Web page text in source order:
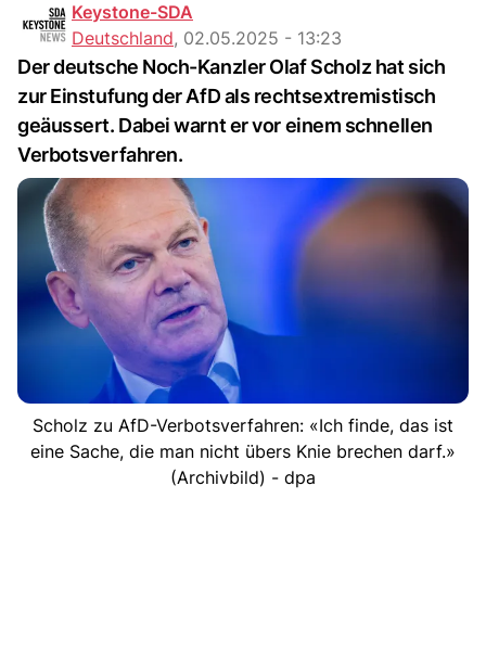
Keystone-SDA
Deutschland, 02.05.2025 - 13:23
Der deutsche Noch-Kanzler Olaf Scholz hat sich
zur Einstufung der AfD als rechtsextremistisch
geäussert. Dabei warnt er vor einem schnellen
Verbotsverfahren.
Scholz zu AfD-Verbotsverfahren: «Ich finde, das ist
eine Sache, die man nicht übers Knie brechen darf.»
(Archivbild) - dpa